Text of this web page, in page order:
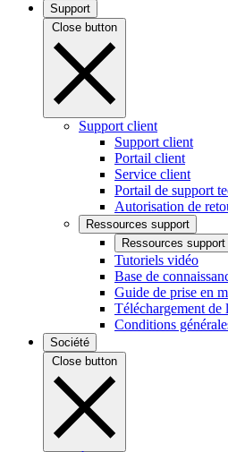
Support
Close button
Support client
Support client
Portail client
Service client
Portail de support
Autorisation de
Ressources support
Ressources support
Tutoriels vidéo
Base de
Guide de prise en
Téléchargement de
Conditions
Société
Close button